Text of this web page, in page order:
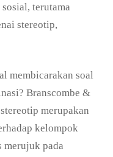
terutama
stereotip,
membicarakan soal
Branscombe &
merupakan
kelompok
merujuk pada